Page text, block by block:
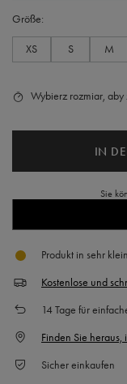
Größe
XS S M
Wybierz rozmiar, aby
IN
Sie
Produkt in sehr
Kostenlose und
14Tage für
Finden Sie heraus,
Sicher einkaufen